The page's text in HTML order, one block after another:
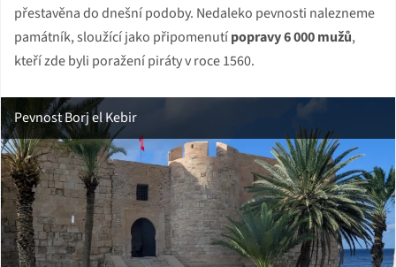
přestavěna do dnešní podoby. Nedaleko pevnosti nalezneme
památník, sloužící jako připomenutípopravy 6 000 mužů,
kteří zde byli poražení piráty v roce 1560.
Pevnost Borj el Kebir